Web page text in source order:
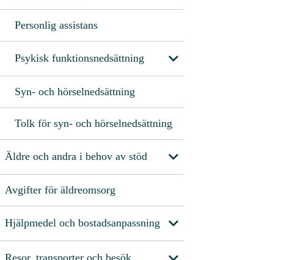
Personlig assistans
Psykisk funktionsnedsättning
Syn- och hörselnedsättning
Tolk för syn- och hörselnedsättning
Äldre och andra i behov av stöd
Avgifter för äldreomsorg
Hjälpmedel och bostadsanpassning